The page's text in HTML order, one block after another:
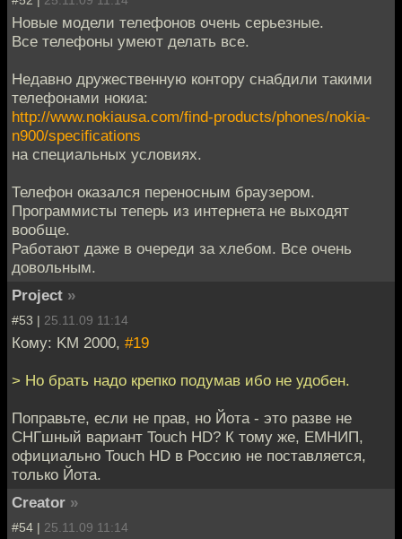
Новые модели телефонов очень серьезные.
Все телефоны умеют делать все.
Недавно дружественную контору снабдили такими
телефонами нокиа:
http://www.nokiausa.com/find-products/phones/nokia-
n900/specifications
на специальных условиях.
Телефон оказался переносным браузером.
Программисты теперь из интернета не выходят
вообще.
Работают даже в очереди за хлебом. Все очень
довольным.
Project »
#53 | 25.11.09 11:14
Кому: KM 2000, #19
> Но брать надо крепко подумав ибо не удобен.
Поправьте, если не прав, но Йота - это разве не
СНГшный вариант Touch HD? К тому же, ЕМНИП,
официально Touch HD в Россию не поставляется,
только Йота.
Creator »
#54 | 25.11.09 11:14